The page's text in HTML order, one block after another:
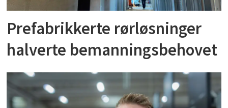
Prefabrikkerte rørløsninger
halverte bemanningsbehovet